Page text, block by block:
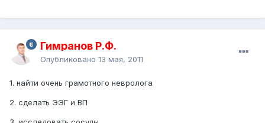
Гимранов Р.Ф.
Опубликовано 13 мая, 2011
1. найти очень грамотного невролога
2. сделать ЭЭГ и ВП